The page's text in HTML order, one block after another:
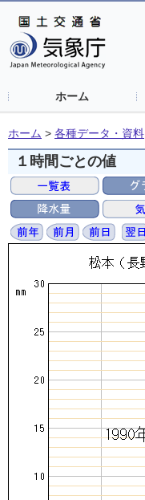
ホーム
ホーム > 各種データ・資料
１時間ごとの値